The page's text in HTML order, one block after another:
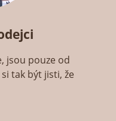
jsou pouze od
tak být jisti, že